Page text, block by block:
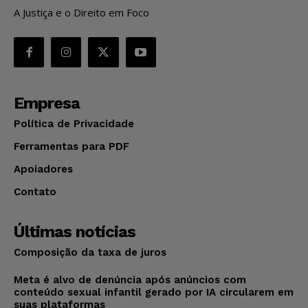
A Justiça e o Direito em Foco
Empresa
Política de Privacidade
Ferramentas para PDF
Apoiadores
Contato
Últimas notícias
Composição da taxa de juros
Meta é alvo de denúncia após anúncios com
conteúdo sexual infantil gerado por IA circularem em
suas plataformas